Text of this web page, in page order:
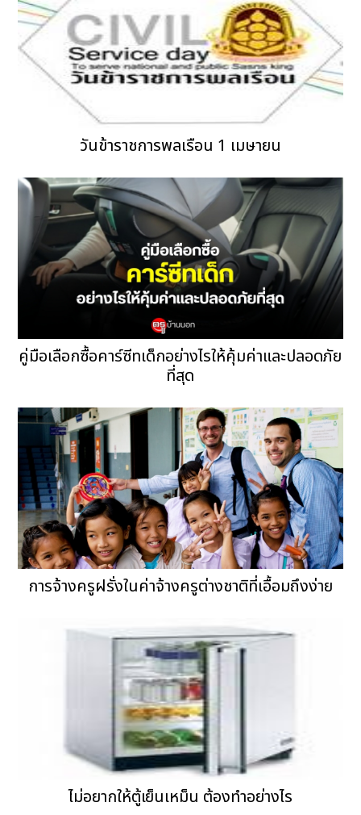
วันข้าราชการพลเรือน 1 เมษายน
คู่มือเลือกซื้อคาร์ซีทเด็กอย่างไรให้คุ้มค่าและปลอดภัย
ที่สุด
การจ้างครูฝรั่งในค่าจ้างครูต่างชาติที่เอื้อมถึงง่าย
ไม่อยากให้ตู้เย็นเหม็น ต้องทำอย่างไร